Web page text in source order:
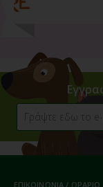
ΕΠΙΚΟΙΝΩΝΙΑ / ΩΡΑΡΙΟ